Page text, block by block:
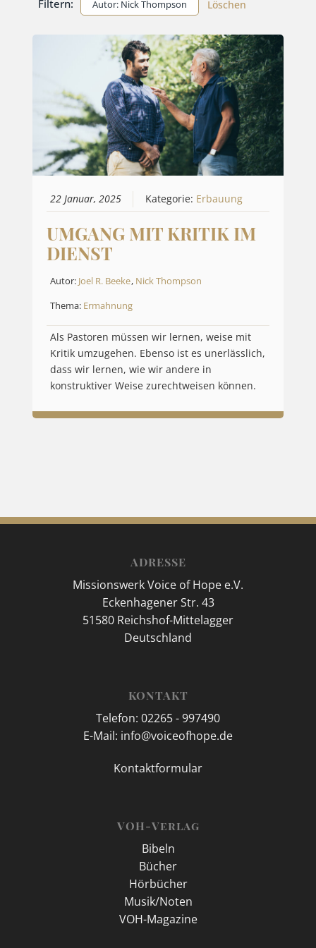
Filtern: Autor: Nick Thompson Löschen
22 Januar, 2025 Kategorie: Erbauung
UMGANG MIT KRITIK IM
DIENST
Autor: Joel R. Beeke, Nick Thompson
Thema: Ermahnung
Als Pastoren müssen wir lernen, weise mit
Kritik umzugehen. Ebenso ist es unerlässlich,
dass wir lernen, wie wir andere in
konstruktiver Weise zurechtweisen können.
ADRESSE
Missionswerk Voice of Hope e.V.
Eckenhagener Str. 43
51580 Reichshof-Mittelagger
Deutschland
KONTAKT
Telefon: 02265 - 997490
E-Mail: info@voiceofhope.de
Kontaktformular
VOH-Verlag
Bibeln
Bücher
Hörbücher
Musik/Noten
VOH-Magazine